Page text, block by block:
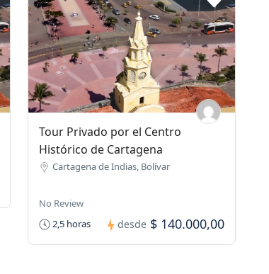
Tour Privado por el Centro
Histórico de Cartagena
Cartagena de Indias, Bolívar
No Review
2,5 horas
desde $ 140.000,00